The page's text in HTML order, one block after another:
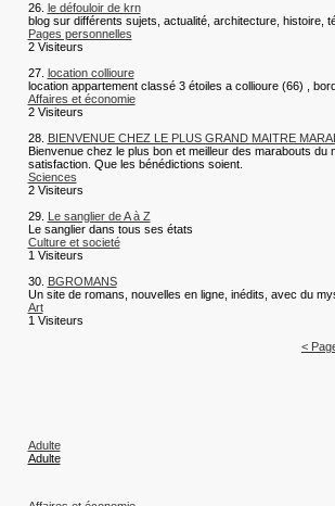
26. le défouloir de krn
blog sur différents sujets, actualité, architecture, histoire,
Pages personnelles
2 Visiteurs
27. location collioure
location appartement classé 3 étoiles a collioure (66) ,
Affaires et économie
2 Visiteurs
28. BIENVENUE CHEZ LE PLUS GRAND MAITRE
Bienvenue chez le plus bon et meilleur des marabouts
satisfaction. Que les bénédictions soient.
Sciences
2 Visiteurs
29. Le sanglier de A à Z
Le sanglier dans tous ses états
Culture et societé
1 Visiteurs
30. BGROMANS
Un site de romans, nouvelles en ligne, inédits, avec du
Art
1 Visiteurs
<
Adulte
Adulte